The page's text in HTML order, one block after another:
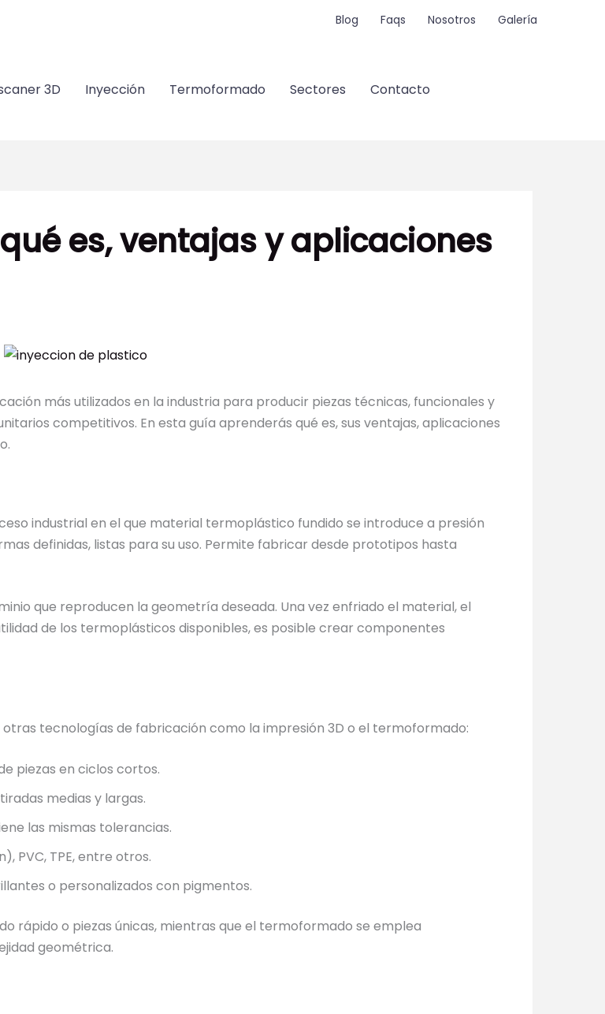
Blog Faqs Nosotros Galería
3D Inyección Termoformado Sectores Contacto
es, ventajas y aplicaciones
más utilizados en la industria para producir piezas técnicas, funcionales y
competitivos. En esta guía aprenderás qué es, sus ventajas, aplicaciones
industrial en el que material termoplástico fundido se introduce a presión
definidas, listas para su uso. Permite fabricar desde prototipos hasta
que reproducen la geometría deseada. Una vez enfriado el material, el
de los termoplásticos disponibles, es posible crear componentes
tecnologías de fabricación como la impresión 3D o el termoformado:
piezas en ciclos cortos.
medias y largas.
las mismas tolerancias.
PVC, TPE, entre otros.
o personalizados con pigmentos.
rápido o piezas únicas, mientras que el termoformado se emplea
geométrica.